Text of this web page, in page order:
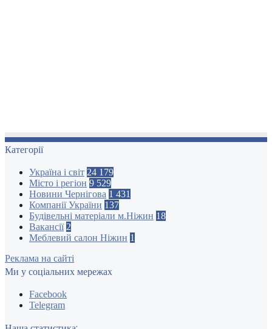
Категорії
Україна і світ 24 179
Місто і регіон 9 529
Новини Чернігова 1 431
Компанії України 137
Будівельні матеріали м.Ніжин 18
Вакансії 2
Меблевий салон Ніжин 1
Реклама на сайті
Ми у соціальних мережах
Facebook
Telegram